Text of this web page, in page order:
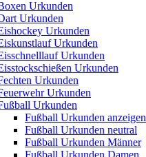
Urkunden
Urkunden
Urkunden
Urkunden
Urkunden
Urkunden
Urkunden
Urkunden
Urkunden
Fußball Urkunden anzeigen
Fußball Urkunden neutral
Fußball Urkunden Männer
Fußball Urkunden Damen